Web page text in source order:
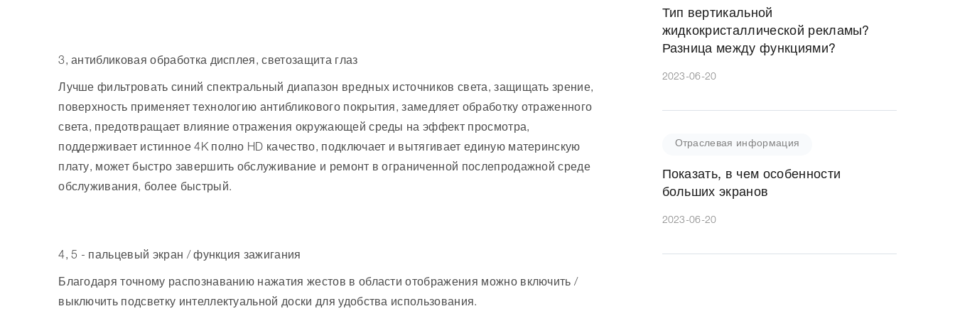
3, антибликовая обработка дисплея, светозащита глаз
Лучше фильтровать синий спектральный диапазон вредных источников света, защищать зрение,
поверхность применяет технологию антибликового покрытия, замедляет обработку отраженного
света, предотвращает влияние отражения окружающей среды на эффект просмотра,
поддерживает истинное 4K полно HD качество, подключает и вытягивает единую материнскую
плату, может быстро завершить обслуживание и ремонт в ограниченной послепродажной среде
обслуживания, более быстрый.
4, 5 - пальцевый экран / функция зажигания
Благодаря точному распознаванию нажатия жестов в области отображения можно включить /
выключить подсветку интеллектуальной доски для удобства использования.
Тип вертикальной
жидкокристаллической рекламы?
Разница между функциями?
2023-06-20
Отраслевая информация
Показать, в чем особенности
больших экранов
2023-06-20